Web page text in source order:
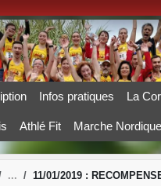
Infos pratiques La
Athlé Fit Marche Nordique
11/01/2019 :